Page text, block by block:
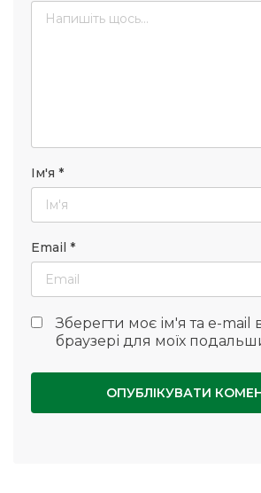
Ім'я *
Email *
Зберегти моє ім'я та e-mail
браузері для моїх